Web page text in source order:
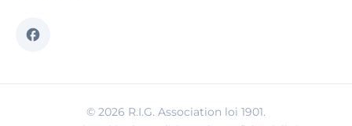
© 2026 R.I.G. Association loi 1901.